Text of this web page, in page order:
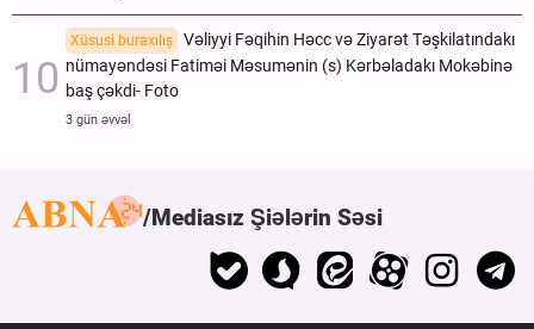
Xüsusi buraxılış
Vəliyyi Fəqihin Həcc və Ziyarət Təşkilatındakı
nümayəndəsi Fatiməi Məsumənin (s) Kərbəladakı Mokəbinə
baş çəkdi- Foto
3 gün əvvəl
Mediasız Şiələrin Səsi